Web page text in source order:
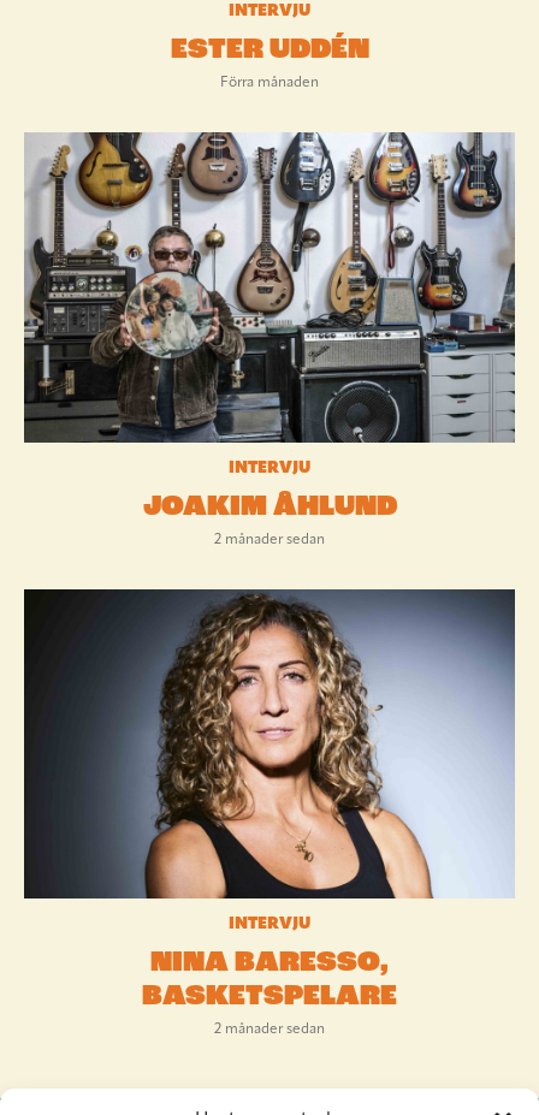
INTERVJU
ESTER UDDÉN
Förra månaden
INTERVJU
JOAKIM ÅHLUND
2 månader sedan
INTERVJU
NINA BARESSO,
BASKETSPELARE
2 månader sedan